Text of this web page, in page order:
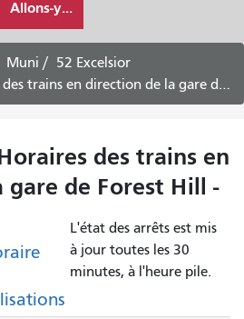
je
veux
voyager
Allons-y...
Muni
52 Excelsior
en direction de la gare de Forest Hill -
des trains en
de Forest Hill -
L'état des arrêts est mis
à jour toutes les 30
minutes, à l'heure pile.